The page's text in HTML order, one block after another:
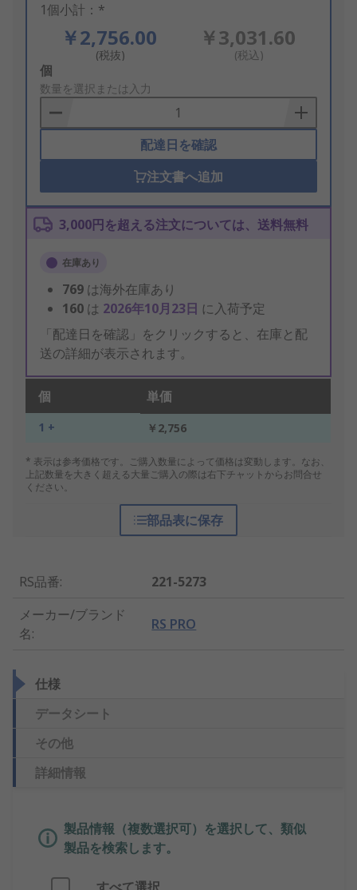
1個小計：*
￥2,756.00
(税抜)
￥3,031.60
(税込)
Add
to
Basket
個
数量を選択または入力
配達日を確認
注文書へ追加
3,000円を超える注文については、送料無料
在庫あり
769 は海外在庫あり
160 は 2026年10月23日 に入荷予定
「配達日を確認」をクリックすると、在庫と配
送の詳細が表示されます。
個 単価
1 + ￥2,756
* 表示は参考価格です。ご購入数量によって価格は変動します。なお、
上記数量を大きく超える大量ご購入の際は右下チャットからお問合せ
ください。
部品表に保存
RS品番:
221-5273
メーカー/ブランド
名:
RS PRO
仕様
データシート
その他
詳細情報
製品情報（複数選択可）を選択して、類似
製品を検索します。